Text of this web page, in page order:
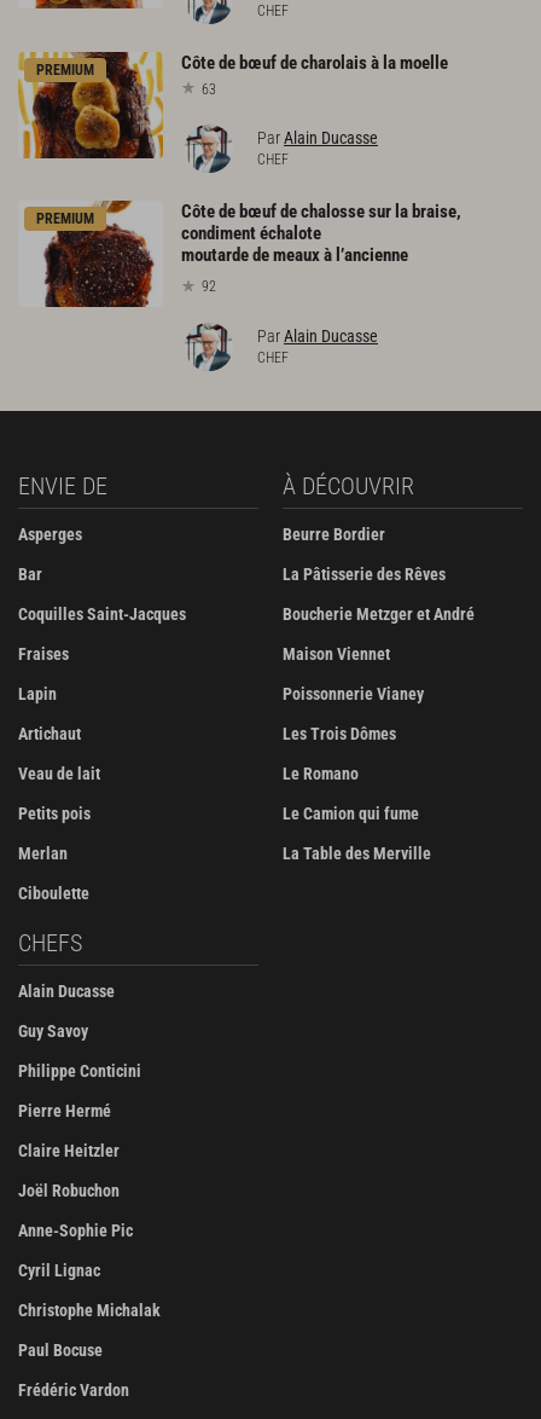
CHEF
PREMIUM Côtede bœufdecharolaisà lamoelle
63
ParAlain Ducasse
CHEF
PREMIUM
Côte de bœuf de chalosse sur la braise,
condiment échalote
moutarde de meaux à l’ancienne
92
ParAlain Ducasse
CHEF
ENVIE DE
Asperges
Bar
Coquilles Saint-Jacques
Fraises
Lapin
Artichaut
Veau de lait
Petits pois
Merlan
Ciboulette
À DÉCOUVRIR
Beurre Bordier
La Pâtisserie des Rêves
Boucherie Metzger et André
Maison Viennet
Poissonnerie Vianey
Les Trois Dômes
Le Romano
Le Camion qui fume
La Table des Merville
CHEFS
Alain Ducasse
Guy Savoy
Philippe Conticini
Pierre Hermé
Claire Heitzler
Joël Robuchon
Anne-Sophie Pic
Cyril Lignac
Christophe Michalak
Paul Bocuse
Frédéric Vardon